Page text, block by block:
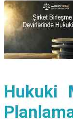
Hukuki